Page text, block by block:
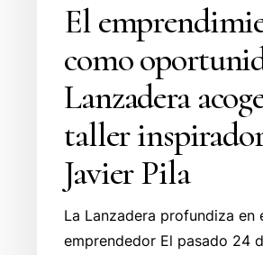
El
como
Lanzadera
taller
Javier Pila
La Lanzadera profundiza en
emprendedor El pasado 24